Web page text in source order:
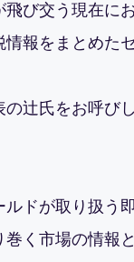
び交う現在に
報をまとめた
辻氏をお呼び
ドが取り扱う
く市場の情報